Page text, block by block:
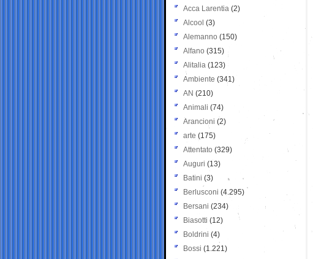
Acca Larentia (2)
Alcool (3)
Alemanno (150)
Alfano (315)
Alitalia (123)
Ambiente (341)
AN (210)
Animali (74)
Arancioni (2)
arte (175)
Attentato (329)
Auguri (13)
Batini (3)
Berlusconi (4.295)
Bersani (234)
Biasotti (12)
Boldrini (4)
Bossi (1.221)